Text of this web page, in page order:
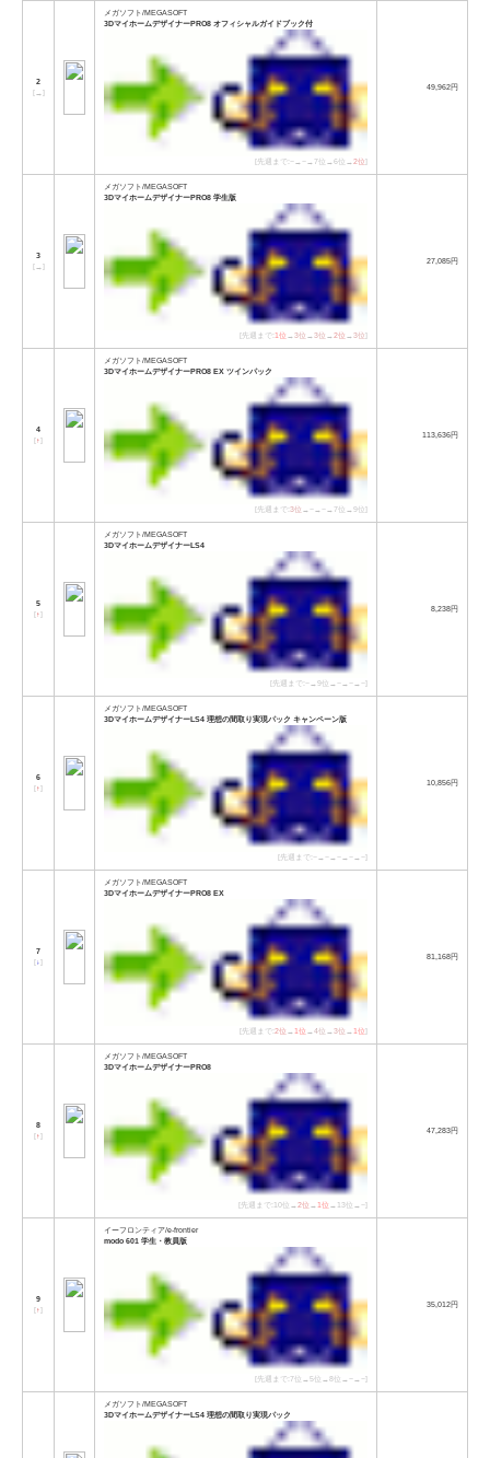
2
[→ ]
メガソフト/MEGASOFT
3DマイホームデザイナーPRO8 オフィシャルガイドブック付
[先週まで:−→−→7位→6位→2位]
49,962円
3
[→ ]
メガソフト/MEGASOFT
3DマイホームデザイナーPRO8 学生版
[先週まで:1位 →3位 →3位 →2位 →3位]
27,085円
4
[↑]
メガソフト/MEGASOFT
3DマイホームデザイナーPRO8 EX ツインパック
[先週まで:3位 →−→−→7位→9位]
113,636円
5
[↑]
メガソフト/MEGASOFT
3DマイホームデザイナーLS4
[先週まで:−→9位→−→−→−]
8,238円
6
[↑]
メガソフト/MEGASOFT
3DマイホームデザイナーLS4 理想の間取り実現パック キャンペーン版
[先週まで:−→−→−→−→−]
10,856円
7
[↓]
メガソフト/MEGASOFT
3DマイホームデザイナーPRO8 EX
[先週まで:2位 →1位 →4位 →3位 →1位]
81,168円
8
[↑]
メガソフト/MEGASOFT
3DマイホームデザイナーPRO8
[先週まで:10位→2位 →1位 →13位→−]
47,283円
9
[↑]
イーフロンティア/e-frontier
modo 601 学生・教員版
[先週まで:7位→5位→8位→−→−]
35,012円
メガソフト/MEGASOFT
3DマイホームデザイナーLS4 理想の間取り実現パック